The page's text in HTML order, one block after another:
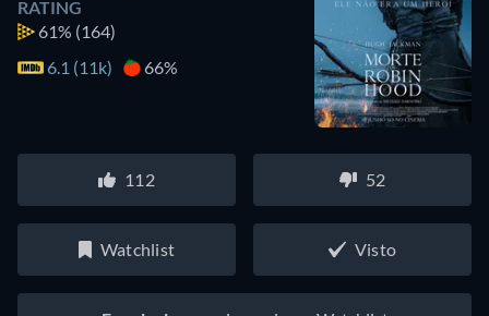
RATING
61% (164)
6.1 (11k)
66%
112 52
Watchlist Visto